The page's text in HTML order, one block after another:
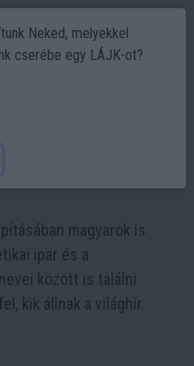
magyarok is
ipar és a
között is találni
kik állnak a világhír
Neked, melyekkel
cserébe egy LÁJK-ot?